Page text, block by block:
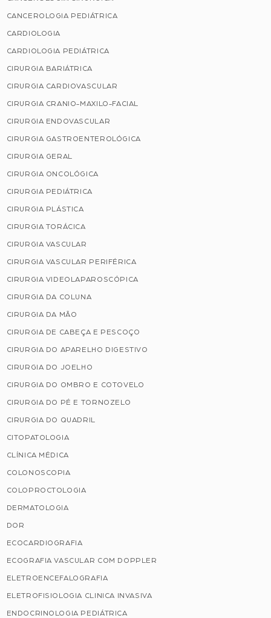
CANCEROLOGIA PEDIÁTRICA
CARDIOLOGIA
CARDIOLOGIA PEDIÁTRICA
CIRURGIA BARIÁTRICA
CIRURGIA CARDIOVASCULAR
CIRURGIA CRANIO-MAXILO-FACIAL
CIRURGIA ENDOVASCULAR
CIRURGIA GASTROENTEROLÓGICA
CIRURGIA GERAL
CIRURGIA ONCOLÓGICA
CIRURGIA PEDIÁTRICA
CIRURGIA PLÁSTICA
CIRURGIA TORÁCICA
CIRURGIA VASCULAR
CIRURGIA VASCULAR PERIFÉRICA
CIRURGIA VIDEOLAPAROSCÓPICA
CIRURGIA DA COLUNA
CIRURGIA DA MÃO
CIRURGIA DE CABEÇA E PESCOÇO
CIRURGIA DO APARELHO DIGESTIVO
CIRURGIA DO JOELHO
CIRURGIA DO OMBRO E COTOVELO
CIRURGIA DO PÉ E TORNOZELO
CIRURGIA DO QUADRIL
CITOPATOLOGIA
CLÍNICA MÉDICA
COLONOSCOPIA
COLOPROCTOLOGIA
DERMATOLOGIA
DOR
ECOCARDIOGRAFIA
ECOGRAFIA VASCULAR COM DOPPLER
ELETROENCEFALOGRAFIA
ELETROFISIOLOGIA CLINICA INVASIVA
ENDOCRINOLOGIA PEDIÁTRICA